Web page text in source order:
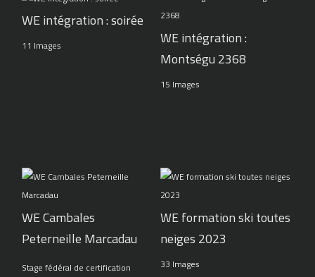
WE intégration : soirée
11 Images
WE intégration :
Montségu 2368
15 Images
WE Cambales
Peterneille Marcadau
Stage fédéral de certification
WE formation ski toutes
neiges 2023
33 Images